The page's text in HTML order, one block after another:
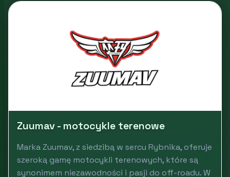
Zuumav - motocykle terenowe
Marka Zuumav, z siedzibą w sercu Rybnika, oferuje
szeroką gamę motocykli terenowych, które są
synonimem niezawodności i pasji do off-roadu. W